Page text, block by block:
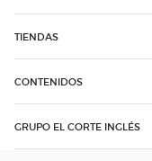
TIENDAS
CONTENIDOS
GRUPO EL CORTE INGLÉS